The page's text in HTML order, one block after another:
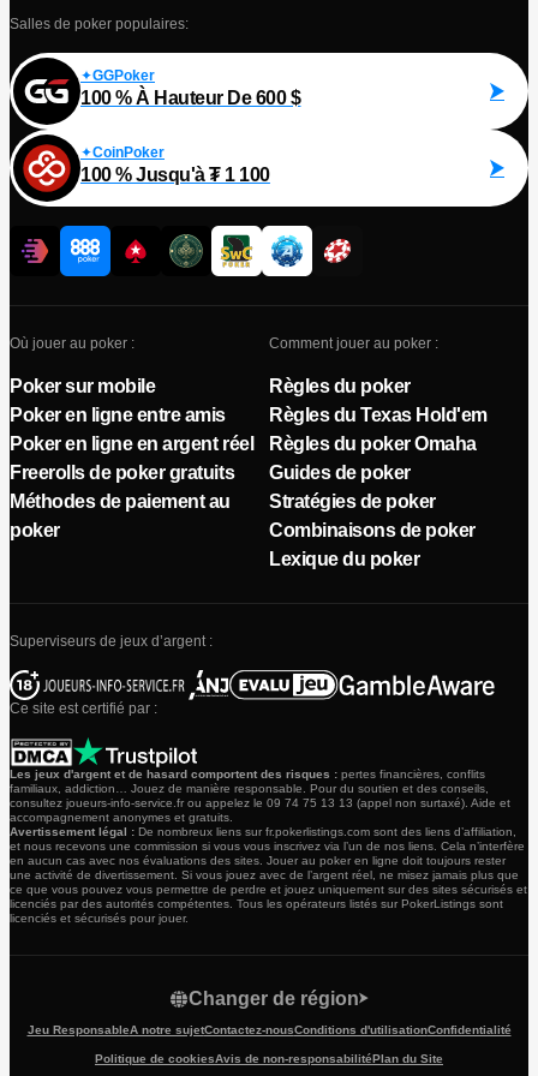
Salles de poker populaires:
GGPoker
100 % À Hauteur De 600 $
CoinPoker
100 % Jusqu'à ₮ 1 100
Où jouer au poker :
Poker sur mobile
Poker en ligne entre amis
Poker en ligne en argent réel
Freerolls de poker gratuits
Méthodes de paiement au
poker
Comment jouer au poker :
Règles du poker
Règles du Texas Hold'em
Règles du poker Omaha
Guides de poker
Stratégies de poker
Combinaisons de poker
Lexique du poker
Superviseurs de jeux d’argent :
Ce site est certifié par :
Les jeux d'argent et de hasard comportent des risques : pertes financières, conflits
familiaux, addiction… Jouez de manière responsable. Pour du soutien et des conseils,
consultez joueurs-info-service.fr ou appelez le 09 74 75 13 13 (appel non surtaxé). Aide et
accompagnement anonymes et gratuits.
Avertissement légal : De nombreux liens sur fr.pokerlistings.com sont des liens d’affiliation,
et nous recevons une commission si vous vous inscrivez via l’un de nos liens. Cela n’interfère
en aucun cas avec nos évaluations des sites. Jouer au poker en ligne doit toujours rester
une activité de divertissement. Si vous jouez avec de l’argent réel, ne misez jamais plus que
ce que vous pouvez vous permettre de perdre et jouez uniquement sur des sites sécurisés et
licenciés par des autorités compétentes. Tous les opérateurs listés sur PokerListings sont
licenciés et sécurisés pour jouer.
Jeu ResponsableA notre sujetContactez-nousConditions d'utilisationConfidentialité
Politique de cookiesAvis de non-responsabilitéPlan du Site
Changer de région